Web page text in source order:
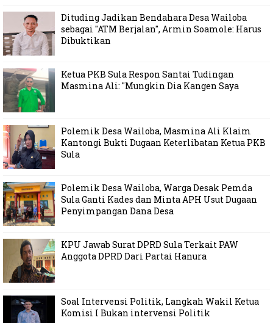
Dituding Jadikan Bendahara Desa Wailoba
sebagai "ATM Berjalan", Armin Soamole: Harus
Dibuktikan
Ketua PKB Sula Respon Santai Tudingan
Masmina Ali: "Mungkin Dia Kangen Saya
Polemik Desa Wailoba, Masmina Ali Klaim
Kantongi Bukti Dugaan Keterlibatan Ketua PKB
Sula
Polemik Desa Wailoba, Warga Desak Pemda
Sula Ganti Kades dan Minta APH Usut Dugaan
Penyimpangan Dana Desa
KPU Jawab Surat DPRD Sula Terkait PAW
Anggota DPRD Dari Partai Hanura
Soal Intervensi Politik, Langkah Wakil Ketua
Komisi I Bukan intervensi Politik